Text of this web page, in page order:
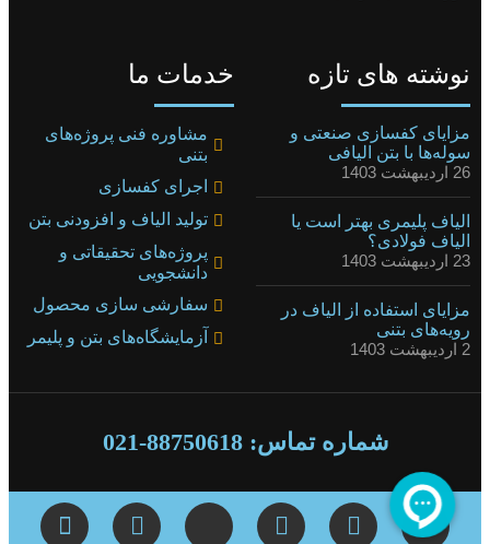
نوشته های تازه
مزایای کفسازی صنعتی و
سوله‌ها با بتن الیافی
26 اردیبهشت 1403
الیاف پلیمری بهتر است یا
الیاف فولادی؟
23 اردیبهشت 1403
مزایای استفاده از الیاف در
رویه‌های بتنی
2 اردیبهشت 1403
خدمات ما
مشاوره فنی پروژه‌های
بتنی
اجرای کفسازی
تولید الیاف و افزودنی بتن
پروژه‌های تحقیقاتی و
دانشجویی
سفارشی سازی محصول
آزمایشگاه‌های بتن و پلیمر
شماره تماس: 88750618-021